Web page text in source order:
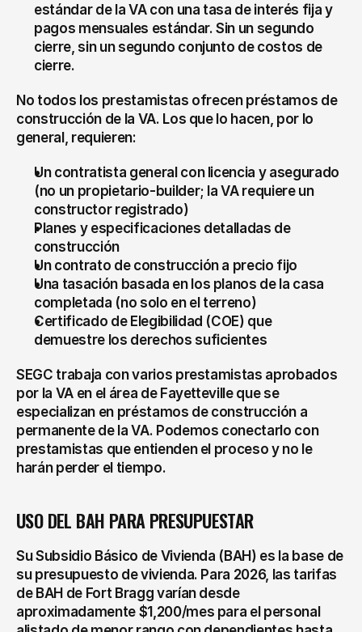
estándar de la VA con una tasa de interés fija y
pagos mensuales estándar. Sin un segundo
cierre, sin un segundo conjunto de costos de
cierre.
No todos los prestamistas ofrecen préstamos de
construcción de la VA. Los que lo hacen, por lo
general, requieren:
Un contratista general con licencia y asegurado
(no un propietario-builder; la VA requiere un
constructor registrado)
Planes y especificaciones detalladas de
construcción
Un contrato de construcción a precio fijo
Una tasación basada en los planos de la casa
completada (no solo en el terreno)
Certificado de Elegibilidad (COE) que
demuestre los derechos suficientes
SEGC trabaja con varios prestamistas aprobados
por la VA en el área de Fayetteville que se
especializan en préstamos de construcción a
permanente de la VA. Podemos conectarlo con
prestamistas que entienden el proceso y no le
harán perder el tiempo.
USO DEL BAH PARA PRESUPUESTAR
Su Subsidio Básico de Vivienda (BAH) es la base de
su presupuesto de vivienda. Para 2026, las tarifas
de BAH de Fort Bragg varían desde
aproximadamente $1,200/mes para el personal